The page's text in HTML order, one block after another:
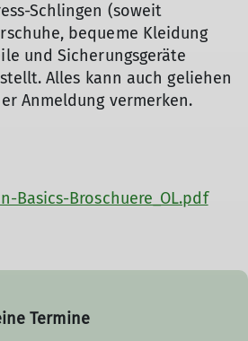
Schlingen (soweit
bequeme Kleidung
und Sicherungsgeräte
Alles kann auch geliehen
Anmeldung vermerken.
Basics-Broschuere_OL.pdf
Termine